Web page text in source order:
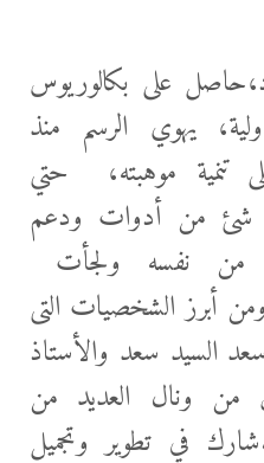
على بكالوريوس
يهوي الرسم منذ
تنمية موهبته، حتي
شئ من أدوات ودعم
من نفسه ولجأت
أبرز الشخصيات التى
السيد سعد والأستاذ
من ونال العديد من
في تطوير وتجميل